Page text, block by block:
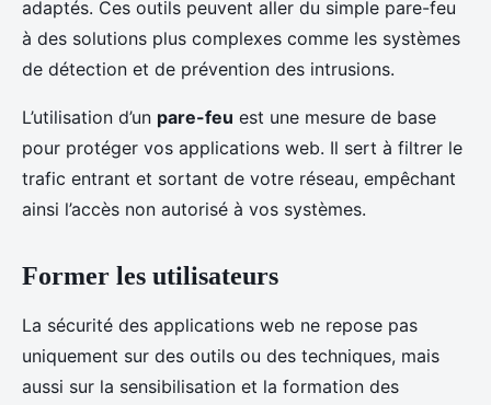
adaptés. Ces outils peuvent aller du simple pare-feu
à des solutions plus complexes comme les systèmes
de détection et de prévention des intrusions.
L’utilisation d’un pare-feu est une mesure de base
pour protéger vos applications web. Il sert à filtrer le
trafic entrant et sortant de votre réseau, empêchant
ainsi l’accès non autorisé à vos systèmes.
Former les utilisateurs
La sécurité des applications web ne repose pas
uniquement sur des outils ou des techniques, mais
aussi sur la sensibilisation et la formation des